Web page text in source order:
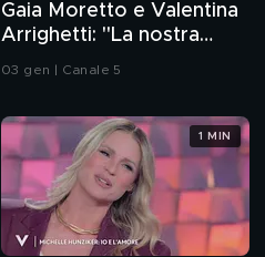
Gaia Moretto e Valentina
Arrighetti: "La nostra
vittoria più grande"
03 gen | Canale 5
1 MIN